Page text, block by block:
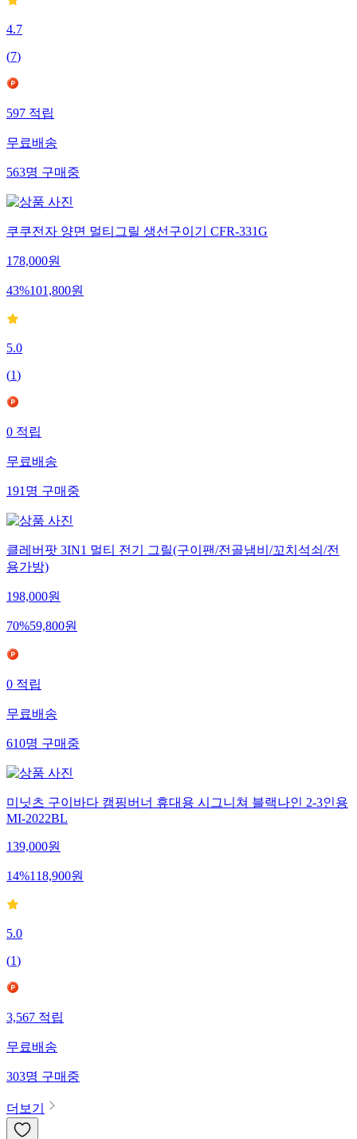
4.7
(7)
597 적립
무료배송
563명 구매중
쿠쿠전자 양면 멀티그릴 생선구이기 CFR-331G
178,000원
43%101,800원
5.0
(1)
0 적립
무료배송
191 명 구매중
클레버팟 3IN1 멀티 전기 그릴(구이팬/전골냄비/꼬치석쇠/전
용가방)
198,000원
70%59,800원
0 적립
무료배송
610명 구매중
미닛츠 구이바다 캠핑버너 휴대용 시그니쳐 블랙나인 2-3인용
MI-2022BL
139,000원
14%118,900원
5.0
(1)
3,567 적립
무료배송
303명 구매중
더보기